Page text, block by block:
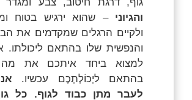
והגיוני – שהוא ירגיש בטוח
ולקיים הרגלים שמקדמים את
והנפשית שלו בהתאם ליכולתו.
למצוא ביחד איתכם את מה
בהתאם ליְכוֹלְתְכֶם עכשיו.
לעבר מתן כבוד לגוף. כל